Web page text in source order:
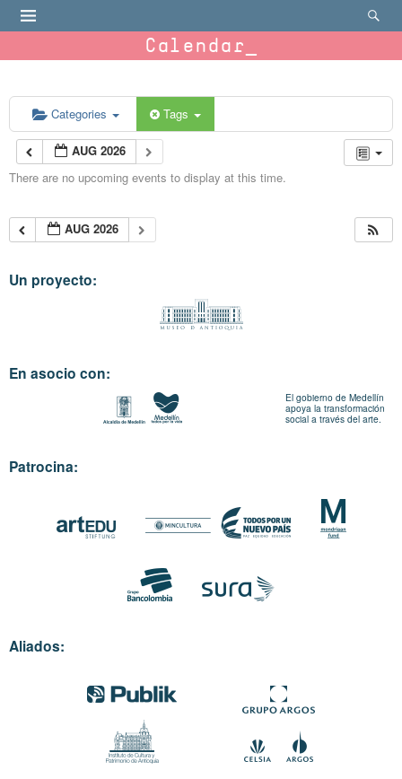
Calendar
Categories Tags
AUG 2026
There are no upcoming events to display at this time.
AUG 2026
Un proyecto:
En asocio con:
El gobierno de Medellín
apoya la transformación
social a través del arte.
Patrocina:
Aliados: